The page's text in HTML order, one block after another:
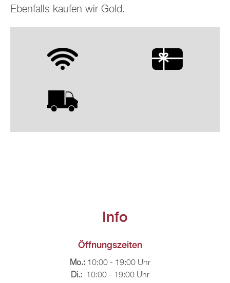
Eben­falls kau­fen wir Gold.
Info
Öff­nungs­zei­ten
Mo.:10:00 - 19:00 Uhr
Di.: 10:00 - 19:00 Uhr